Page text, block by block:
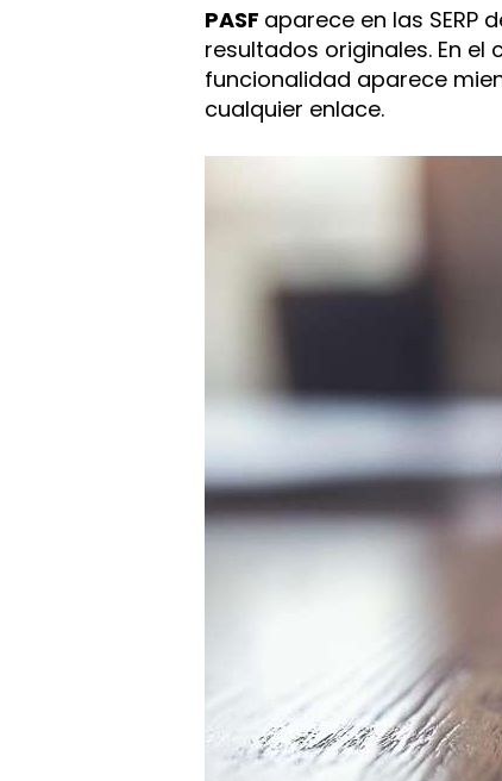
PASF aparece en las SERP
resultados originales. En
funcionalidad aparece
cualquier enlace.